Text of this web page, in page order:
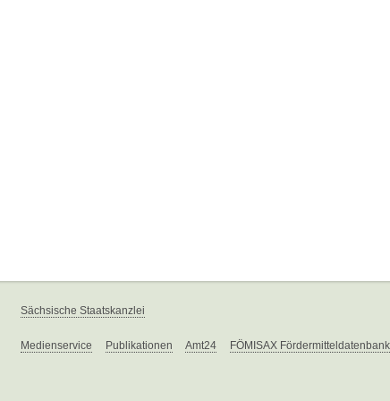
Sächsische Staatskanzlei
Medienservice Publikationen Amt24 FÖMISAX Fördermitteldatenbank